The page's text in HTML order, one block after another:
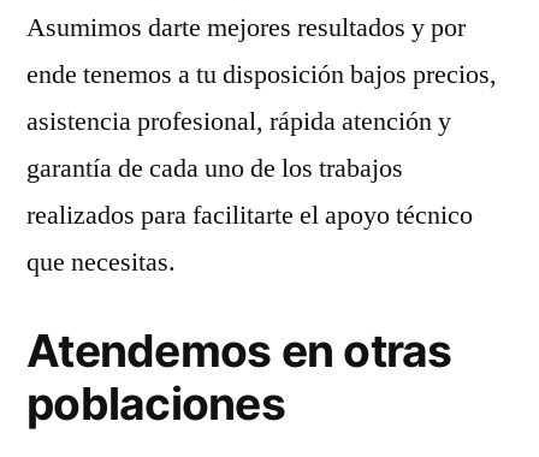
Asumimos darte mejores resultados y por
ende tenemos a tu disposición bajos precios,
asistencia profesional, rápida atención y
garantía de cada uno de los trabajos
realizados para facilitarte el apoyo técnico
que necesitas.
Atendemos en otras
poblaciones